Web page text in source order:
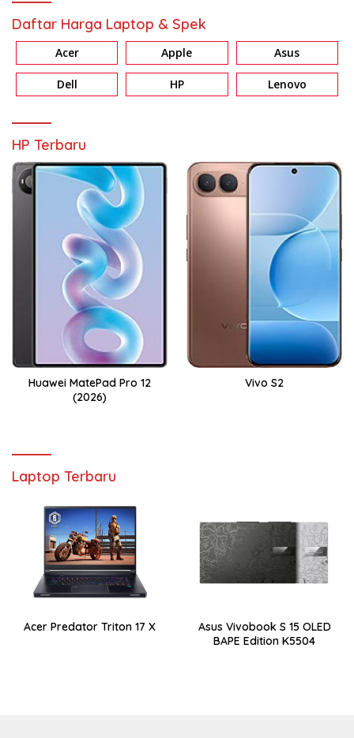
Daftar Harga Laptop & Spek
Acer Apple Asus
Dell HP Lenovo
HP Terbaru
Huawei MatePad Pro 12
(2026)
Vivo S2
Laptop Terbaru
Acer Predator Triton 17 X
Asus Vivobook S 15 OLED
BAPE Edition K5504